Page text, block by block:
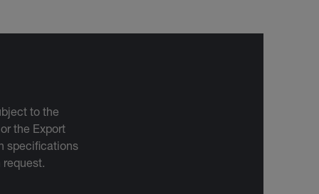
to the
the Export
specifications